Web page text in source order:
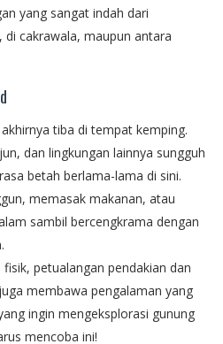
yang sangat indah dari
cakrawala, maupun antara
tiba di tempat kemping.
dan lingkungan lainnya sungguh
betah berlama-lama di sini.
memasak makanan, atau
sambil bercengkrama dengan
petualangan pendakian dan
membawa pengalaman yang
ingin mengeksplorasi gunung
mencoba ini!